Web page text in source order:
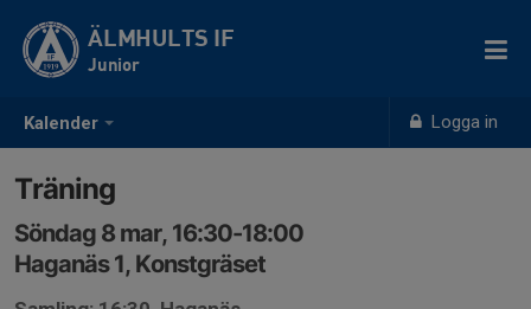
Kalender Logga in
ÄLMHULTS IF
Junior
Träning
Söndag 8 mar, 16:30-18:00
Haganäs 1, Konstgräset